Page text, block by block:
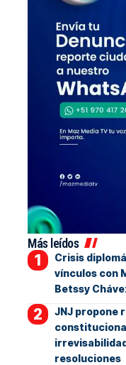
Más leídos
Crisis
vínculos con
Betssy
JNJ propone
resoluciones